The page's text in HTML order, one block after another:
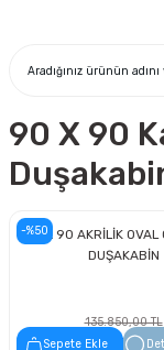
90 X 90
-%50
90 x 90 AKRİLİK OVAL
DUŞAKABİN
135.850,00 TL
67.925,00
Sepete Ekle